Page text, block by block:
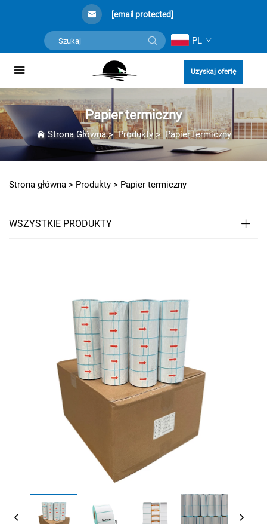
[email protected]
PL
Uzyskaj ofertę
Papier termiczny
Strona Główna>Produkty> Papier termiczny
Strona główna > Produkty > Papier termiczny
WSZYSTKIE PRODUKTY